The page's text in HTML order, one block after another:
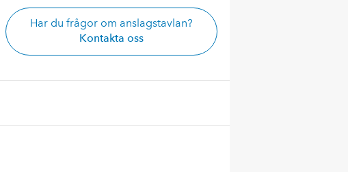
Har du frågor om anslagstavlan?
Kontakta oss